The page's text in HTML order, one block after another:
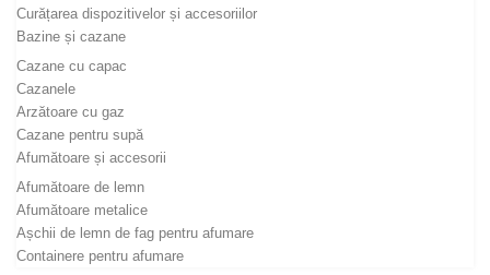
Curățarea dispozitivelor și accesoriilor
Bazine și cazane
Cazane cu capac
Cazanele
Arzătoare cu gaz
Cazane pentru supă
Afumătoare și accesorii
Afumătoare de lemn
Afumătoare metalice
Așchii de lemn de fag pentru afumare
Containere pentru afumare